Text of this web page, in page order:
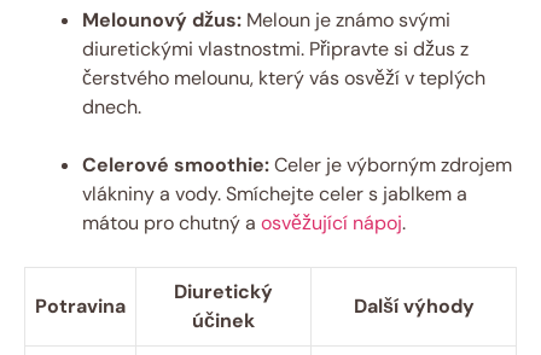
Melounový džus: Meloun je známo svými
diuretickými vlastnostmi. Připravte si džus z
čerstvého melounu, který vás osvěží v teplých
dnech.
Celerové smoothie:Celer je výborným zdrojem
vlákniny a vody. Smíchejte celer s jablkem a
mátou pro chutný a osvěžující nápoj.
Potravina
Diuretický
účinek
Další výhody